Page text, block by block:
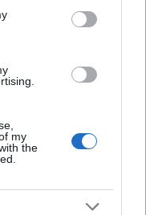
my
the
ahol
két lábon,
most nem az
szokott,
hogy be
rendelt egy
bennem a
ismerem,
hogy
Ha lassultam,